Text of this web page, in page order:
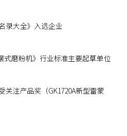
录大全》入选企业
式磨粉机》行业标准主要起草单位
关注产品奖（GK1720A新型雷蒙